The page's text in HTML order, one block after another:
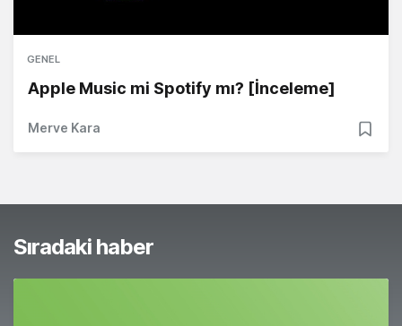
GENEL
Apple Music mi Spotify mı? [İnceleme]
Merve Kara
Sıradaki haber